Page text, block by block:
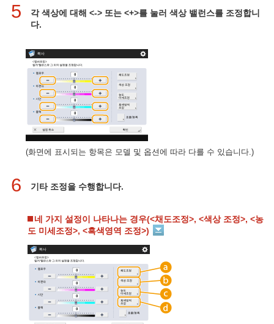
5
각 색상에 대해 <-> 또는 <+>를 눌러 색상 밸런스를 조정합니
다.
(화면에 표시되는 항목은 모델 및 옵션에 따라 다를 수 있습니다.)
6 기타 조정을 수행합니다.
네 가지 설정이 나타나는 경우(<채도조정>, <색상 조정>, <농
도 미세조정>, <흑색영역 조정>)